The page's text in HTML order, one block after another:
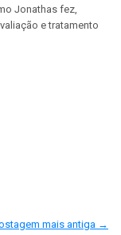
Jonathas fez,
e tratamento
mais antiga →